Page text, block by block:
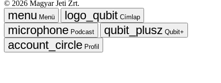
© 2026 Magyar Jeti Zrt.
Menü
Címlap
Podcast
Qubit+
Profil